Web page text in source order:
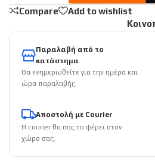
Compare
Add to wishlist
Παραλαβή από το
κατάστημα
Θα ενημερωθείτε για την ημέρα και
ώρα παραλαβής.
Αποστολή με Courier
Η courier θα σας το φέρει στον
χώρο σας.